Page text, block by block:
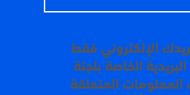
الإلكتروني فقط
الخاصة بلجنة
المعلومات المتعلقة